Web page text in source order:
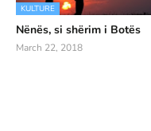
KULTURE
Nënës, si shërim i Botës
March 22, 2018